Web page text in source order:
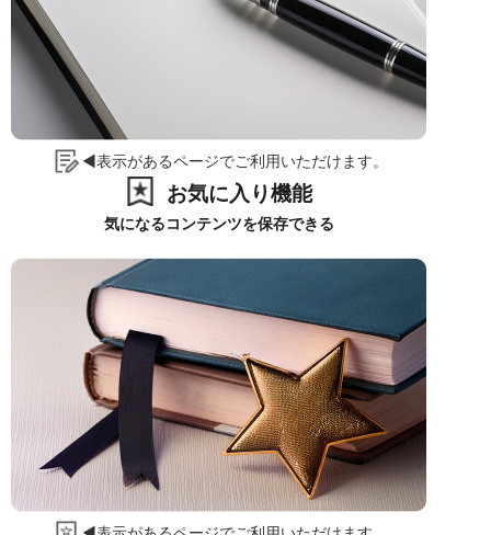
◀表示があるページでご利用いただけます。
お気に入り機能
気になるコンテンツを保存できる